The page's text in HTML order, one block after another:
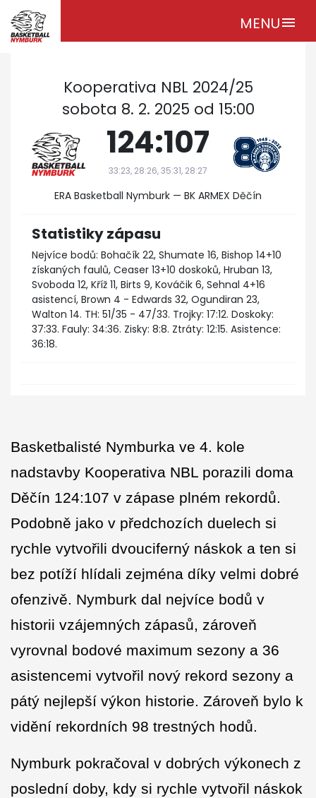
MENUmenu
Kooperativa NBL 2024/25
sobota 8. 2. 2025 od 15:00
124:107
33:23, 28:26, 35:31, 28:27
ERA Basketball Nymburk — BK ARMEX Děčín
Statistiky zápasu
Nejvíce bodů: Bohačík 22, Shumate 16, Bishop 14+10
získaných faulů, Ceaser 13+10 doskoků, Hruban 13,
Svoboda 12, Kříž 11, Birts 9, Kováčik 6, Sehnal 4+16
asistencí, Brown 4 - Edwards 32, Ogundiran 23,
Walton 14. TH: 51/35 - 47/33. Trojky: 17:12. Doskoky:
37:33. Fauly: 34:36. Zisky: 8:8. Ztráty: 12:15. Asistence:
36:18.
Basketbalisté Nymburka ve 4. kole
nadstavby Kooperativa NBL porazili doma
Děčín 124:107 v zápase plném rekordů.
Podobně jako v předchozích duelech si
rychle vytvořili dvouciferný náskok a ten si
bez potíží hlídali zejména díky velmi dobré
ofenzivě. Nymburk dal nejvíce bodů v
historii vzájemných zápasů, zároveň
vyrovnal bodové maximum sezony a 36
asistencemi vytvořil nový rekord sezony a
pátý nejlepší výkon historie. Zároveň bylo k
vidění rekordních 98 trestných hodů.
Nymburk pokračoval v dobrých výkonech z
poslední doby, kdy si rychle vytvořil náskok